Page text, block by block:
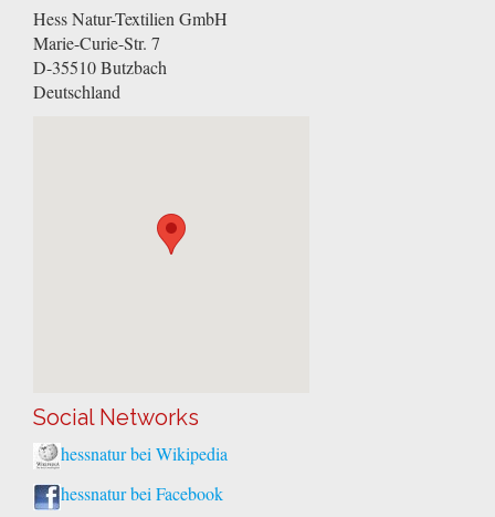
Hess Natur-Textilien GmbH
Marie-Curie-Str. 7
D-35510Butzbach
Deutschland
Social Networks
hessnatur bei Wikipedia
hessnatur bei Facebook